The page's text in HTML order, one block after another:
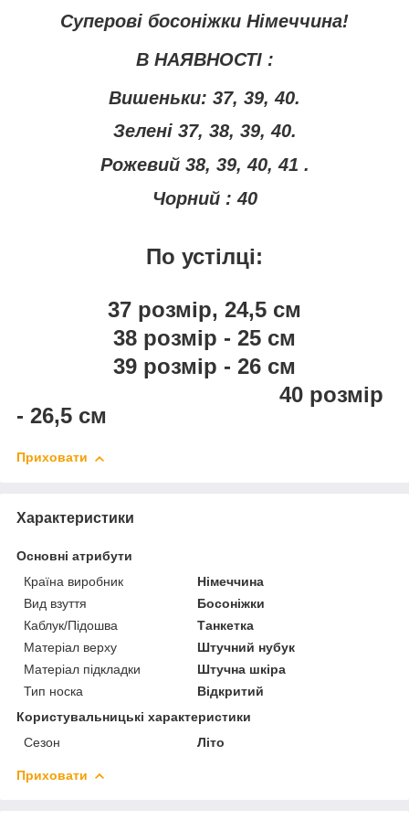
Суперові босоніжки Німеччина!
В НАЯВНОСТІ :
Вишеньки: 37, 39, 40.
Зелені 37, 38, 39, 40.
Рожевий 38, 39, 40, 41 .
Чорний : 40
По устілці:
37 розмір, 24,5 см
38 розмір - 25 см
39 розмір - 26 см
40 розмір
- 26,5 см
Приховати
Характеристики
Основні атрибути
Країна виробник
Німеччина
Вид взуття
Босоніжки
Каблук/Підошва
Танкетка
Матеріал верху
Штучний нубук
Матеріал підкладки
Штучна шкіра
Тип носка
Відкритий
Користувальницькі характеристики
Сезон
Літо
Приховати